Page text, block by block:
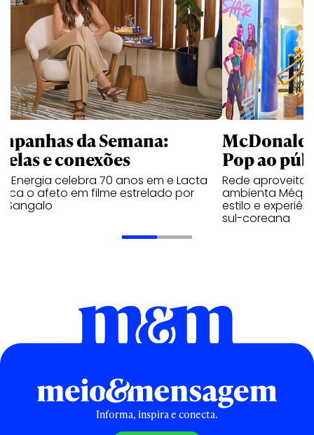
da Semana:
e conexões
Energia celebra 70 anos em e Lacta
o afeto em filme estrelado por
Sangalo
Pop ao
Rede aproveita
ambienta Méqui
estilo e
sul-coreana
Informa, inspira e conecta.